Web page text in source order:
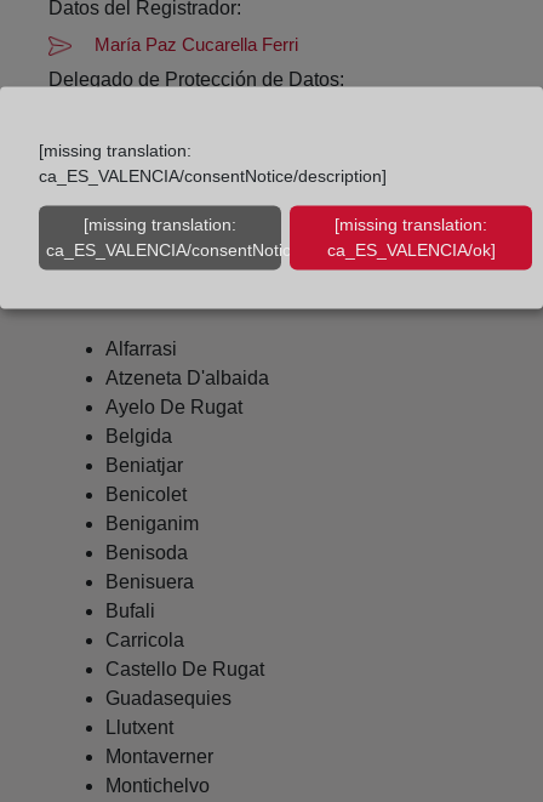
Datos del Registrador:
María Paz Cucarella Ferri
Delegado de Protección de Datos:
Otros municipios incluidos en el
distrito hipotecario
Alfarrasi
Atzeneta D'albaida
Ayelo De Rugat
Belgida
Beniatjar
Benicolet
Beniganim
Benisoda
Benisuera
Bufali
Carricola
Castello De Rugat
Guadasequies
Llutxent
Montaverner
Montichelvo
[missing translation:
ca_ES_VALENCIA/consentNotice/description]
[missing translation:
ca_ES_VALENCIA/consentNotice/learnMore]
[missing translation:
ca_ES_VALENCIA/ok]